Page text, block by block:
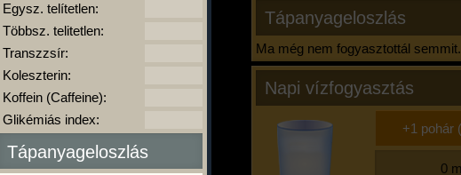
Tápanyageloszlás
Ma még nem fogyasztottál semmit.
Napi vízfogyasztás
Egysz. telítetlen:
Többsz. telitetlen:
Transzzsír:
Koleszterin:
Koffein (Caffeine):
Glikémiás index:
Tápanyageloszlás